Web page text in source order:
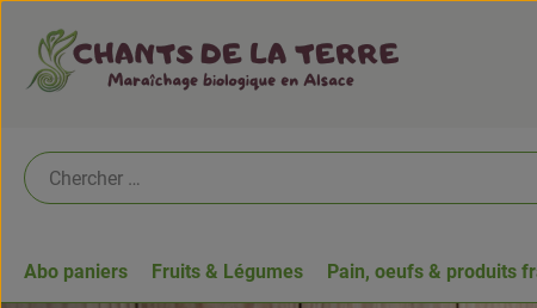
Abo paniers Fruits & Légumes Pain, oeufs & produits